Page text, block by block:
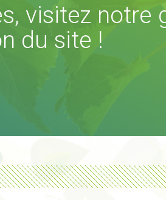
visitez notre
du site !